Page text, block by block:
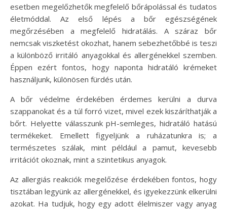
esetben megelőzhetők megfelelő bőrápolással és tudatos
életmóddal. Az első lépés a bőr egészségének
megőrzésében a megfelelő hidratálás. A száraz bőr
nemcsak viszketést okozhat, hanem sebezhetőbbé is teszi
a különböző irritáló anyagokkal és allergénekkel szemben.
Éppen ezért fontos, hogy naponta hidratáló krémeket
használjunk, különösen fürdés után.
A bőr védelme érdekében érdemes kerülni a durva
szappanokat és a túl forró vizet, mivel ezek kiszáríthatják a
bőrt. Helyette válasszunk pH-semleges, hidratáló hatású
termékeket. Emellett figyeljünk a ruházatunkra is; a
természetes szálak, mint például a pamut, kevesebb
irritációt okoznak, mint a szintetikus anyagok.
Az allergiás reakciók megelőzése érdekében fontos, hogy
tisztában legyünk az allergénekkel, és igyekezzünk elkerülni
azokat. Ha tudjuk, hogy egy adott élelmiszer vagy anyag